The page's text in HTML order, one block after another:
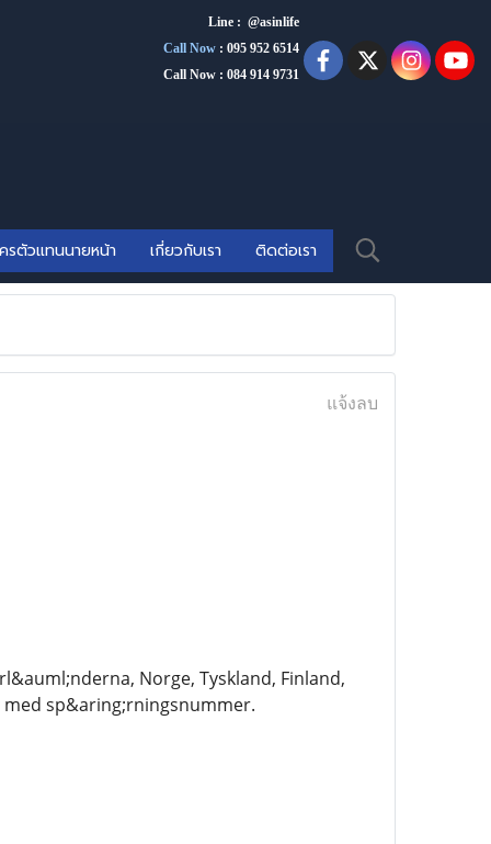
Line : @asinlife
Call Now : 095 952 6514
Call Now : 084 914 9731
รตัวแทนนายหน้า เกี่ยวกับเรา ติดต่อเรา
แจ้งลบ
Norge, Tyskland, Finland,
med sp&aring;rningsnummer.